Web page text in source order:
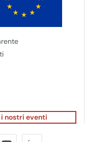
nostri eventi